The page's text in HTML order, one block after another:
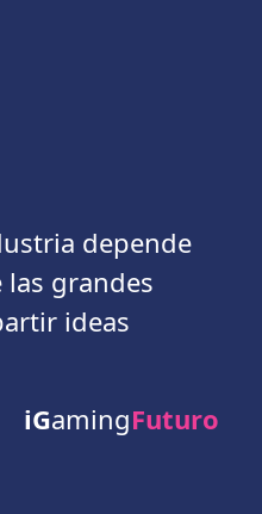
depende
las grandes
ideas
iGamingFuturo